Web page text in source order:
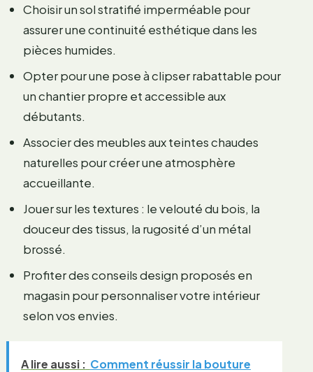
Choisir un sol stratifié imperméable pour
assurer une continuité esthétique dans les
pièces humides.
Opter pour une pose à clipser rabattable pour
un chantier propre et accessible aux
débutants.
Associer des meubles aux teintes chaudes
naturelles pour créer une atmosphère
accueillante.
Jouer sur les textures : le velouté du bois, la
douceur des tissus, la rugosité d’un métal
brossé.
Profiter des conseils design proposés en
magasin pour personnaliser votre intérieur
selon vos envies.
A lire aussi : Comment réussir la bouture